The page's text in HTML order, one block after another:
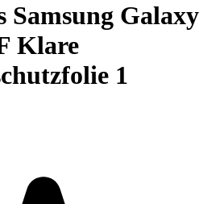
Samsung Galaxy
Klare
1